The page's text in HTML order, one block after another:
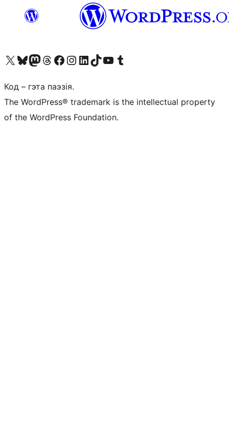
Наведайце наш акаўнт у X (былы Twitter)
Visit our Bluesky account
Visit our Mastodon account
Visit our Threads account
Наведаеце нашу старонку на Facebook
Наведайце наш Instagram
Наведайце нашу старонку ў LinkedIn
Visit our TikTok account
Наведайце наш YouTube каналVisit our Tumblr account
Код – гэта паэзія.
The WordPress® trademark is the intellectual property
of the WordPress Foundation.